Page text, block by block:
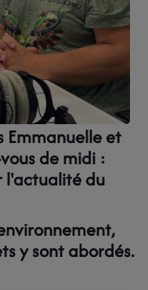
Emmanuelle et
de midi :
l'actualité du
y sont abordés.